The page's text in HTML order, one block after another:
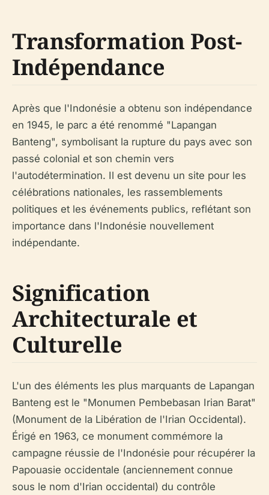
Transformation Post-
Indépendance
Après que l'Indonésie a obtenu son indépendance
en 1945, le parc a été renommé "Lapangan
Banteng", symbolisant la rupture du pays avec son
passé colonial et son chemin vers
l'autodétermination. Il est devenu un site pour les
célébrations nationales, les rassemblements
politiques et les événements publics, reflétant son
importance dans l'Indonésie nouvellement
indépendante.
Signification
Architecturale et
Culturelle
L'un des éléments les plus marquants de Lapangan
Banteng est le "Monumen Pembebasan Irian Barat"
(Monument de la Libération de l'Irian Occidental).
Érigé en 1963, ce monument commémore la
campagne réussie de l'Indonésie pour récupérer la
Papouasie occidentale (anciennement connue
sous le nom d'Irian occidental) du contrôle